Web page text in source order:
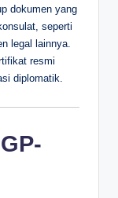
dokumen yang
seperti
legal lainnya.
resmi
diplomatik.